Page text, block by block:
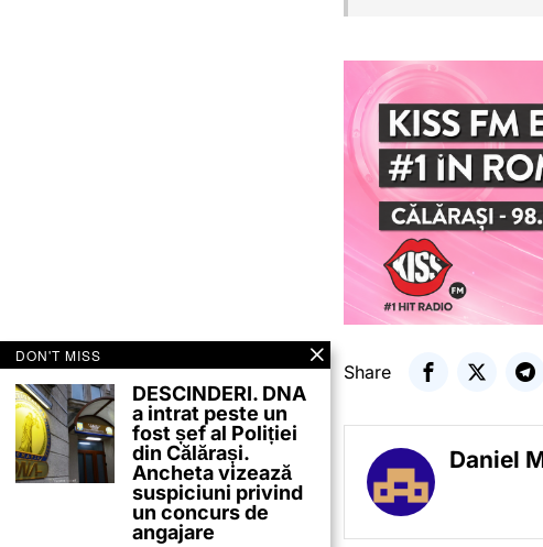
Share
Daniel
DON'T MISS
DESCINDERI. DNA
a intrat peste un
fost șef al Poliției
din Călărași.
Ancheta vizează
suspiciuni privind
un concurs de
angajare